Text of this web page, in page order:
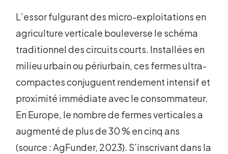
L’essor fulgurant des micro-exploitations en
agriculture verticale bouleverse le schéma
traditionnel des circuits courts. Installées en
milieu urbain ou périurbain, ces fermes ultra-
compactes conjuguent rendement intensif et
proximité immédiate avec le consommateur.
En Europe, le nombre de fermes verticales a
augmenté de plus de 30 % en cinq ans
(source : AgFunder, 2023). S’inscrivant dans la